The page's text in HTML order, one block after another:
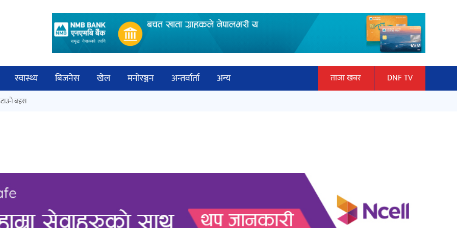
स्वास्थ्य बिजनेस खेल मनोरञ्जन अन्तर्वार्ता
अन्य
ताजा खबर DNF TV
औपचारिक सेवा सञ्चालनमा
हलमा छैन ‘गौँथली’को टिकट
बहस